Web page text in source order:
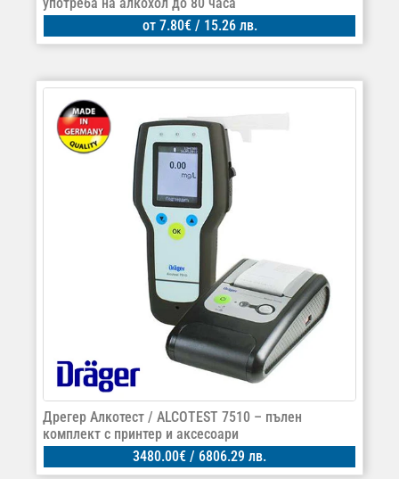
от 7.80€/ 15.26 лв.
Дрегер Алкотест / ALCOTEST 7510 – пълен
комплект с принтер и аксесоари
3480.00€ / 6806.29 лв.